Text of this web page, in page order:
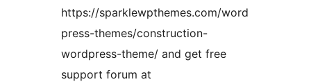
https://sparklewpthemes.com/word
press-themes/construction-
wordpress-theme/ and get free
support forum at